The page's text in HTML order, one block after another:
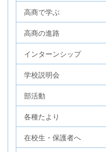
高商で学ぶ
高商の進路
インターンシップ
学校説明会
部活動
各種たより
在校生・保護者へ